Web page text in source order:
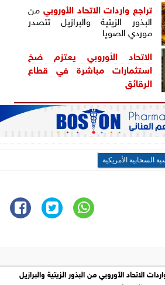
تراجع وارداتالاتحاد الأوروبي من
البذور الزيتية والبرازيل تتصدر
موردي الصويا
الاتحاد الأوروبي يعتزم ضخ
استثمارات مباشرة في قطاع
الرقائق
السحابية الأمريكية
الاتحاد الأوروبي من البذور الزيتية والبرازيل